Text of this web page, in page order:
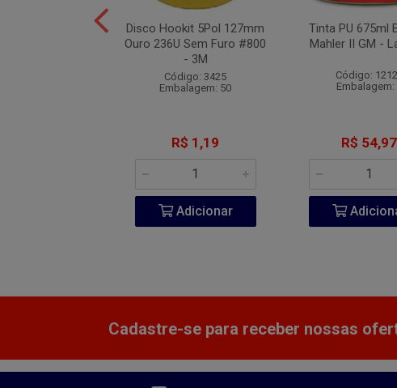
Disco Hookit 5Pol 127mm
Ouro 236U Sem Furo #800
- 3M
Código: 3425
Embalagem: 50
R$ 1,19
Adicionar
Tinta PU 675ml
Mahler II GM -
Código:
Embalagem:
R$ 54,97
Cadastre-se para receber nossas